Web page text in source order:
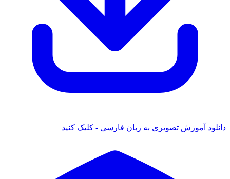
آموزش تصویری به زبان فارسی - کلیک کنید